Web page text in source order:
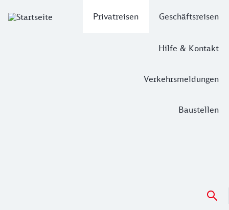
Privatreisen Geschäftsreisen
Hilfe & Kontakt
Verkehrsmeldungen
Baustellen